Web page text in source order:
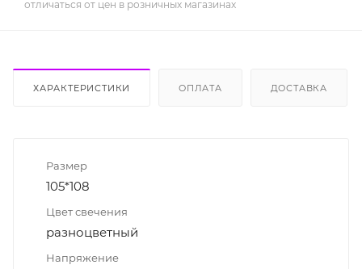
отличаться от цен в розничных магазинах
ХАРАКТЕРИСТИКИ ОПЛАТА ДОСТАВКА
Размер
105*108
Цвет свечения
разноцветный
Напряжение